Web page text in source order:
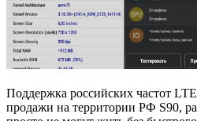
Поддержка российских частот
продажи на территории РФ S90,